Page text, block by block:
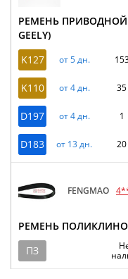
РЕМЕНЬ ПРИВОДНОЙ
GEELY)
K127
от 5 дн.
K110 от 4 дн.
D197 от 4 дн. 1
D183 от 13 дн.
FENGMAO
РЕМЕНЬ
ПЗ